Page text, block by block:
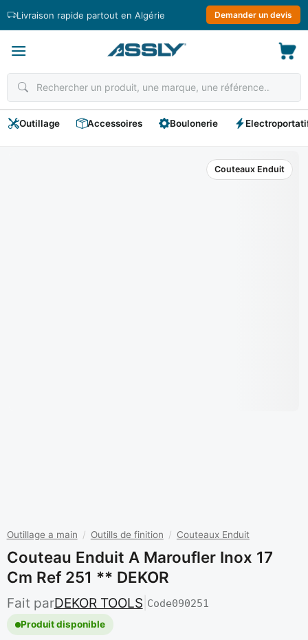
Livraison rapide partout en Algérie Demander un devis
Outillage Accessoires Boulonerie
Couteaux Enduit
Outillage a main / Outills de finition / Couteaux Enduit
Couteau Enduit A Maroufler Inox 17
Cm Ref 251 ** DEKOR
Fait parDEKOR TOOLS Code090251
Produit disponible